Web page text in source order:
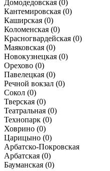
Домодедовская (0)
Кантемировская (0)
Каширская (0)
Коломенская (0)
Красногвардейская (0)
Маяковская (0)
Новокузнецкая (0)
Орехово (0)
Павелецкая (0)
Речной вокзал (0)
Сокол (0)
Тверская (0)
Театральная (0)
Технопарк (0)
Ховрино (0)
Царицыно (0)
Арбатско-Покровская
Арбатская (0)
Бауманская (0)